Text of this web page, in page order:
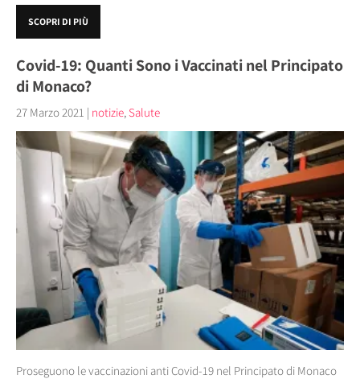
SCOPRI DI PIÙ
Covid-19: Quanti Sono i Vaccinati nel Principato
di Monaco?
27 Marzo 2021 | notizie, Salute
Proseguono le vaccinazioni anti Covid-19 nel Principato di Monaco